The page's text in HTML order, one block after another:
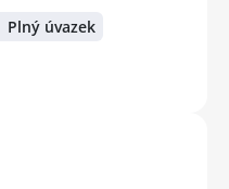
Plný úvazek